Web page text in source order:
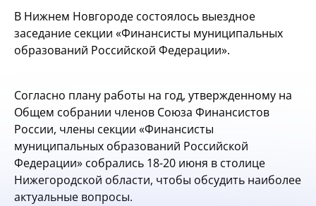
В Нижнем Новгороде состоялось выездное
заседание секции «Финансисты муниципальных
образований Российской Федерации».
Согласно плану работы на год, утвержденному на
Общем собрании членов Союза Финансистов
России, члены секции «Финансисты
муниципальных образований Российской
Федерации» собрались 18-20 июня в столице
Нижегородской области, чтобы обсудить наиболее
актуальные вопросы.